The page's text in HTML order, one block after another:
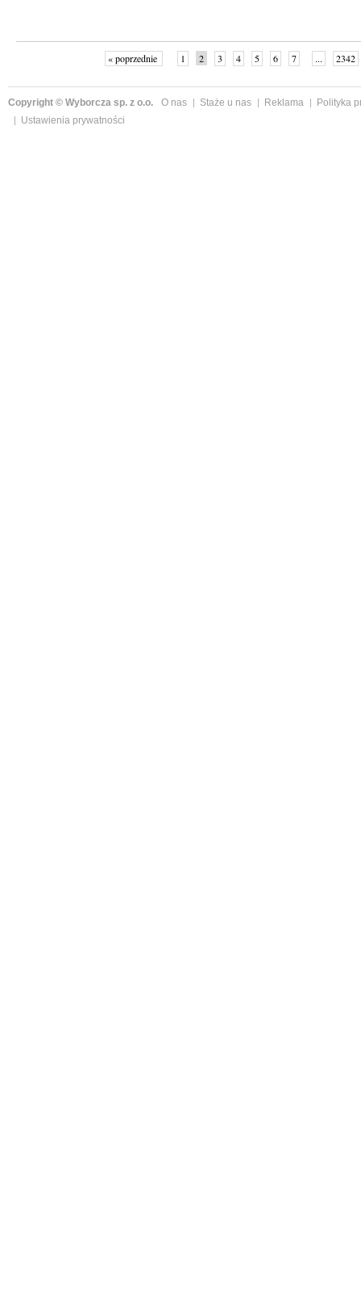
« poprzednie 1 2 3 4 5 6 7 ... 2342
Copyright © Wyborcza sp. z o.o. O nas Staże u nas Reklama
Polityka
Ustawienia prywatności